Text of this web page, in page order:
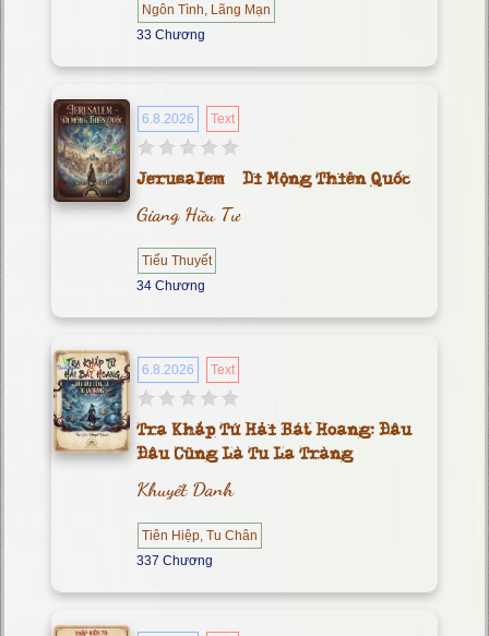
Ngôn Tình, Lãng Mạn
33 Chương
6.8.2026 Text
Jerusalem – Di Mộng Thiên Quốc
Giang Hữu Tư
Tiểu Thuyết
34 Chương
6.8.2026 Text
Tra Khắp Tứ Hải Bát Hoang: Đâu
Đâu Cũng Là Tu La Tràng
Khuyết Danh
Tiên Hiệp, Tu Chân
337 Chương